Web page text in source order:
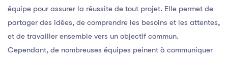
équipe pour assurer la réussite de tout projet. Elle permet de
partager des idées, de comprendre les besoins et les attentes,
et de travailler ensemble vers un objectif commun.
Cependant, de nombreuses équipes peinent à communiquer